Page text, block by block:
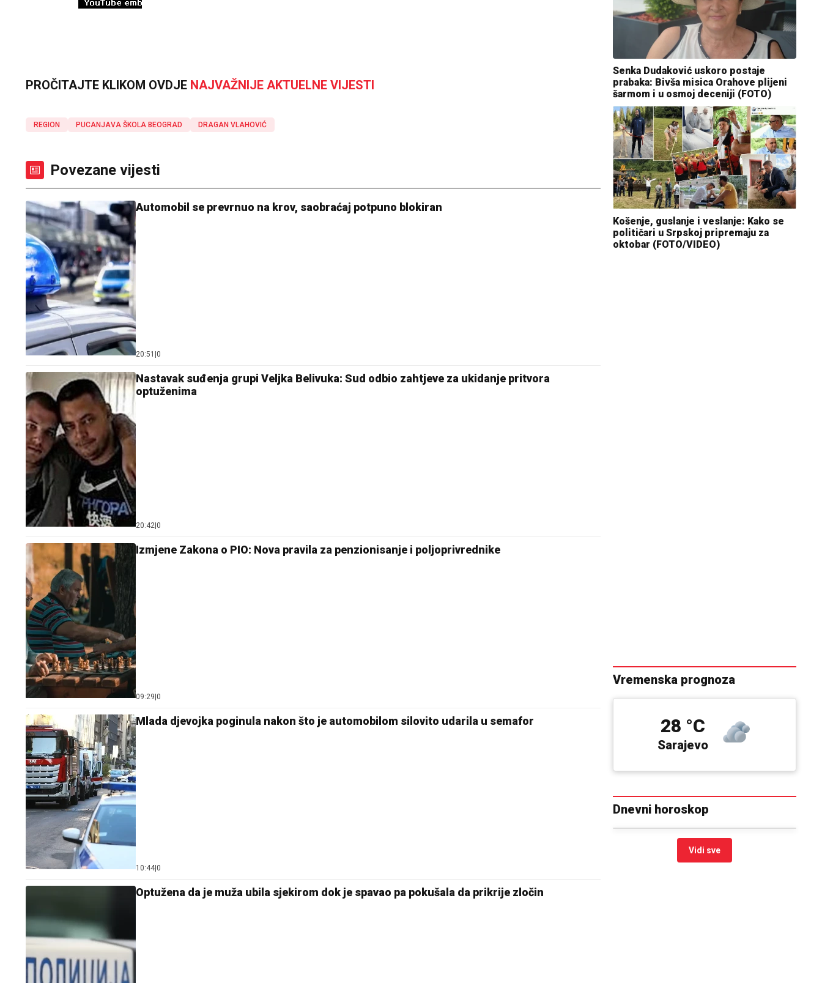
PROČITAJTE KLIKOM OVDJE NAJVAŽNIJE AKTUELNE VIJESTI
REGION PUCANJAVA ŠKOLA BEOGRAD DRAGAN VLAHOVIĆ
Povezane vijesti
Automobil se prevrnuo na krov, saobraćaj potpuno blokiran
20:51 0
Nastavak suđenja grupi Veljka Belivuka: Sud odbio zahtjeve za ukidanje pritvora
optuženima
20:42 0
Izmjene Zakona o PIO: Nova pravila za penzionisanje i poljoprivrednike
09:29 0
Mlada djevojka poginula nakon što je automobilom silovito udarila u semafor
10:44 0
Optužena da je muža ubila sjekirom dok je spavao pa pokušala da prikrije zločin
Senka Dudaković uskoro postaje
prabaka: Bivša misica Orahove plijeni
šarmom i u osmoj deceniji (FOTO)
Košenje, guslanje i veslanje: Kako se
političari u Srpskoj pripremaju za
oktobar (FOTO/VIDEO)
Vremenska prognoza
24 °C
Sarajevo
28 °C
Dnevni horoskop
Vidi sve